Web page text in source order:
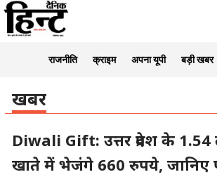
राजनीति क्राइम अपना यूपी बड़ी खबर
खबर
Diwali Gift: उत्तर प्रदेश के 1.54
खाते में भेजंगे 660 रुपये, जानिए